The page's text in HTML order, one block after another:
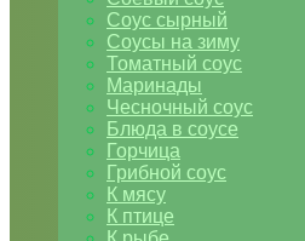
Соус сырный
Соусы на зиму
Томатный соус
Маринады
Чесночный соус
Блюда в соусе
Горчица
Грибной соус
К мясу
К птице